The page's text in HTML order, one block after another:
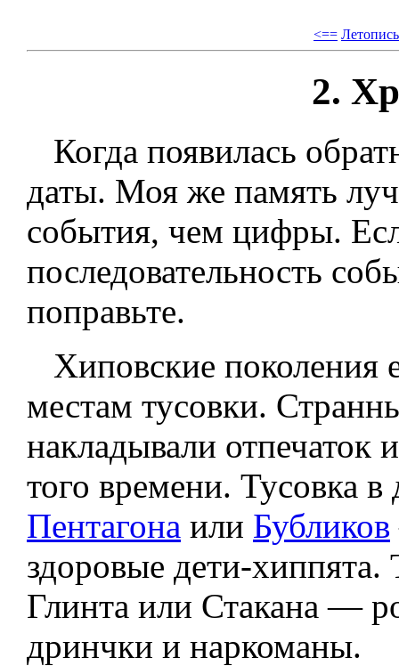
<==
2.
Когда появилась
даты. Моя же память
события, чем цифры.
последовательность
поправьте.
Хиповские поколения
местам тусовки.
накладывали отпечаток
того времени. Тусовка
Пентагона или Бубликов
здоровые дети-хиппята.
Глинта или Стакана —
дринчки и наркоманы.